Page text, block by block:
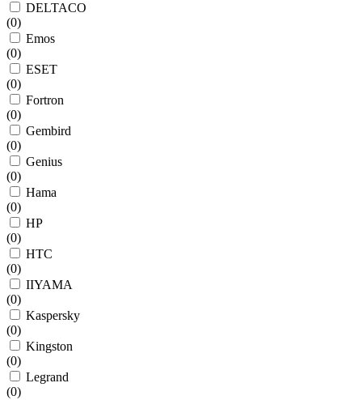
DELTACO
(0)
Emos
(0)
ESET
(0)
Fortron
(0)
Gembird
(0)
Genius
(0)
Hama
(0)
HP
(0)
HTC
(0)
IIYAMA
(0)
Kaspersky
(0)
Kingston
(0)
Legrand
(0)